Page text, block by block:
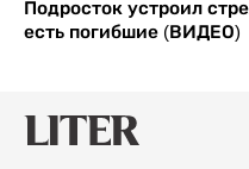
Подросток устроил
есть погибшие (ВИДЕО)